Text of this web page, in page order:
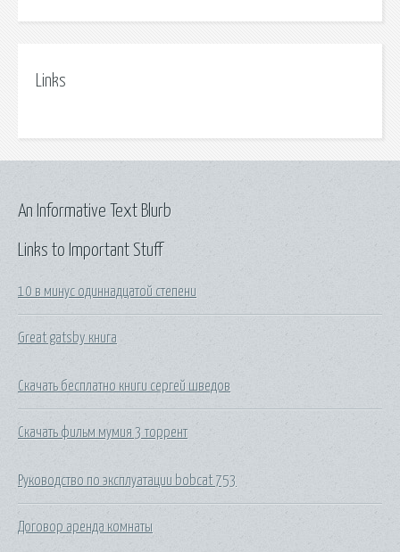
Links
Links to Important Stuff
10 в минус одиннадцатой степени
Great gatsby книга
Скачать бесплатно книги сергей шведов
Скачать фильм мумия 3 торрент
Руководство по эксплуатации bobcat 753
Договор аренда комнаты
An Informative Text Blurb